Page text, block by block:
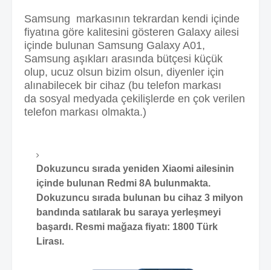
Samsung markasının tekrardan kendi içinde
fiyatına göre kalitesini gösteren Galaxy ailesi
içinde bulunan Samsung Galaxy A01,
Samsung aşıkları arasında bütçesi küçük
olup, ucuz olsun bizim olsun, diyenler için
alınabilecek bir cihaz (bu telefon markası
da sosyal medyada çekilişlerde en çok verilen
telefon markası olmakta.)
Dokuzuncu sırada yeniden Xiaomi ailesinin
içinde bulunan Redmi 8A bulunmakta.
Dokuzuncu sırada bulunan bu cihaz 3 milyon
bandında satılarak bu saraya yerleşmeyi
başardı. Resmi mağaza fiyatı: 1800 Türk
Lirası.